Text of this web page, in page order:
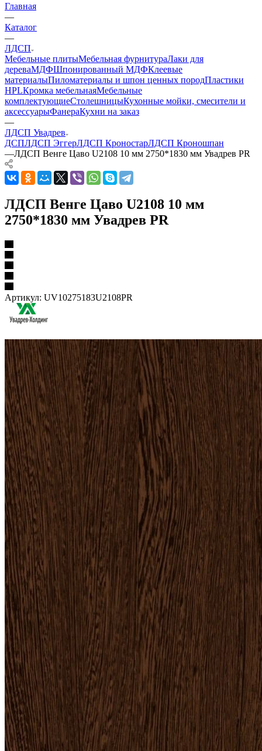
Главная
—
Каталог
—
ЛДСП
Мебельные плитыМебельная фурнитураЛаки для
дереваМДФШпонированный МДФКлеевые
материалыПиломатериалы и шпон ценных породПластики
HPLКромка мебельнаяМебельные
комплектующиеСтолешницыКухонные мойки, смесители и
аксессуарыФанераКухни на заказ
—
ЛДСП Увадрев
ДСПЛДСП ЭггерЛДСП КроностарЛДСП Кроношпан
—ЛДСП Венге Цаво U2108 10 мм 2750*1830 мм Увадрев PR
ЛДСП Венге Цаво U2108 10 мм
2750*1830 мм Увадрев PR
Артикул: UV10275183U2108PR